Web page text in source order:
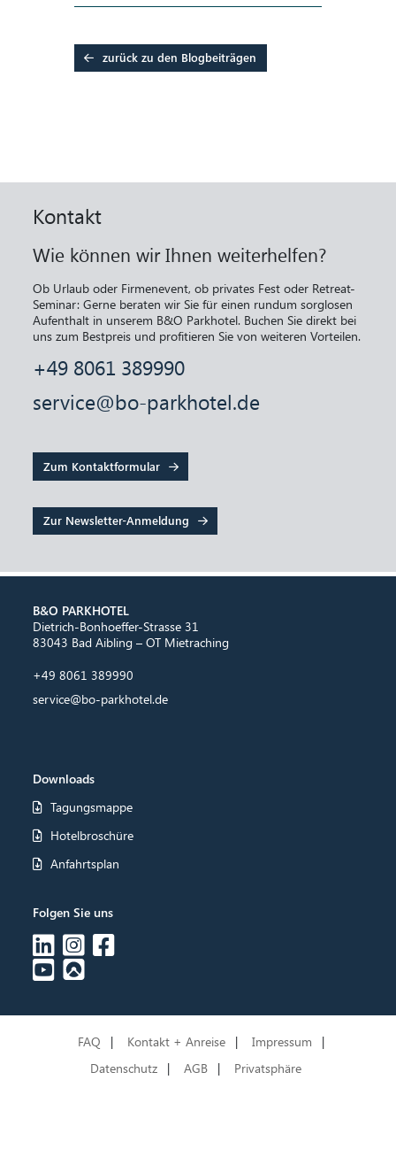
zurück zu den Blogbeiträgen
Kontakt
Wie können wir Ihnen weiterhelfen?
Ob Urlaub oder Firmenevent, ob privates Fest oder Retreat-
Seminar: Gerne beraten wir Sie für einen rundum sorglosen
Aufenthalt in unserem B&O Parkhotel. Buchen Sie direkt bei
uns zum Bestpreis und profitieren Sie von weiteren Vorteilen.
+49 8061 389990
service@bo-parkhotel.de
Zum Kontaktformular
Zur Newsletter-Anmeldung
B&O PARKHOTEL
Dietrich-Bonhoeffer-Strasse 31
83043 Bad Aibling – OT Mietraching
+49 8061 389990
service@bo-parkhotel.de
Downloads
Tagungsmappe
Hotelbroschüre
Anfahrtsplan
Folgen Sie uns
FAQ Kontakt + Anreise
Impressum
Datenschutz
AGB Privatsphäre